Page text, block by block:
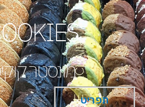
מונסטר
תפריט